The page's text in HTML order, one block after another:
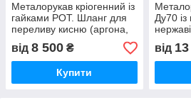
Металорукав кріогенний із
гайками РОТ. Шланг для
переливу кисню (аргона,
азоту).
від 8 500 ₴
Купити
Ду70
від